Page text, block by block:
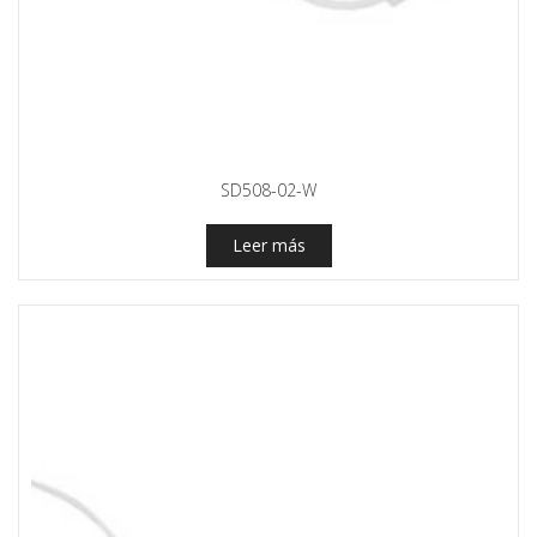
SD508-02-W
Leer más